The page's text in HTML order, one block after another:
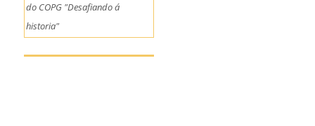
do COPG "Desafiando á
historia"